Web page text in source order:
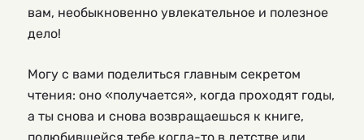
вам, необыкновенно увлекательное и полезное
дело!
Могу с вами поделиться главным секретом
чтения: оно «получается», когда проходят годы,
а ты снова и снова возвращаешься к книге,
полюбившейся тебе когда-то в детстве или